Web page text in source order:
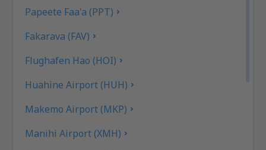
Papeete Faa'a (PPT)
Fakarava (FAV)
Flughafen Hao (HOI)
Huahine Airport (HUH)
Makemo Airport (MKP)
Manihi Airport (XMH)